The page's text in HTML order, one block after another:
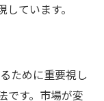
ています。
ために重要視し
です。市場が変